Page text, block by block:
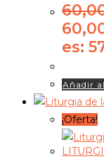
es:
Añadir
¡Oferta!